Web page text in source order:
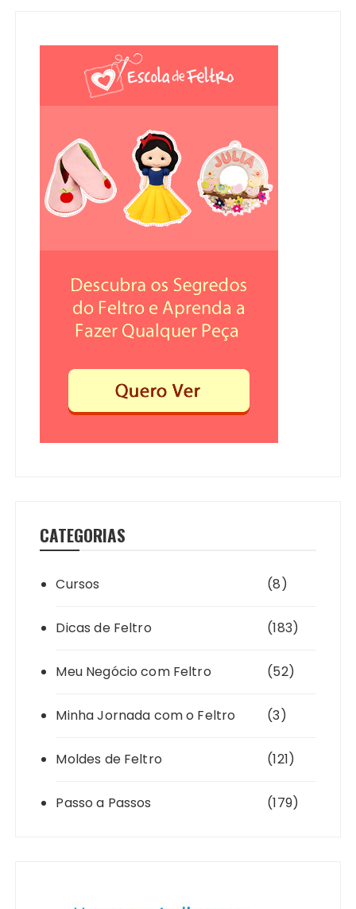
CATEGORIAS
Cursos (8)
Dicas de Feltro (183)
Meu Negócio com Feltro (52)
Minha Jornada com o Feltro (3)
Moldes de Feltro (121)
Passo a Passos (179)